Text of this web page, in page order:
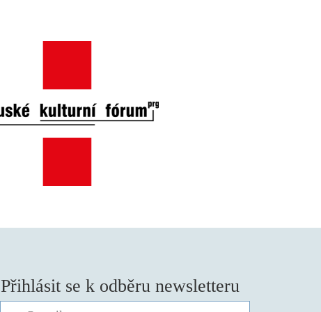
Přihlásit se k odběru newsletteru